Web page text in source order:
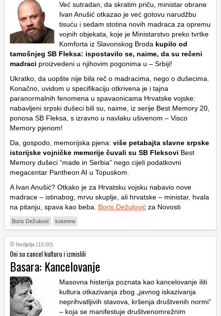
Već sutradan, da skratim priču, ministar obrane
Ivan Anušić otkazao je već gotovu narudžbu
tisuću i sedam stotina novih madraca za opremu
vojnih objekata, koje je Ministarstvo preko tvrtke
Komforta iz Slavonskog Broda kupilo od
tamošnjeg SB Fleksa: ispostavilo se, naime, da su rečeni
madraci proizvedeni u njihovim pogonima u – Srbiji!
Ukratko, da uopšte nije bila reč o madracima, nego o dušecima.
Konačno, uvidom u specifikaciju otkrivena je i tajna
paranormalnih fenomena u spavaonicama Hrvatske vojske:
nabavljeni srpski dušeci bili su, naime, iz serije Best Memory 20,
ponosa SB Fleksa, s izravno u navlaku ušivenom – Visco
Memory pjenom!
Da, gospodo, memorijska pjena: više petabajta slavne srpske
istorijske vojničke memorije čuvali su SB Fleksovi Best
Memory dušeci “made in Serbia” nego cijeli podatkovni
megacentar Pantheon AI u Topuskom.
A Ivan Anušić? Otkako je za Hrvatsku vojsku nabavio nove
madrace – istinabog, mrvu skuplje, ali hrvatske – ministar, hvala
na pitanju, spava kao beba. Boris Dežulović za Novosti
Boris Dežulović kolumne
Nedjelja (15:00)
Oni su cancel kulturu i izmislili
Basara: Kancelovanje
Masovna histerija poznata kao kancelovanje iliti
kultura otkazivanja zbog „javnog iskazivanja
neprihvatljivih stavova, kršenja društvenih normi“
– koja se manifestuje društvenomrežnim